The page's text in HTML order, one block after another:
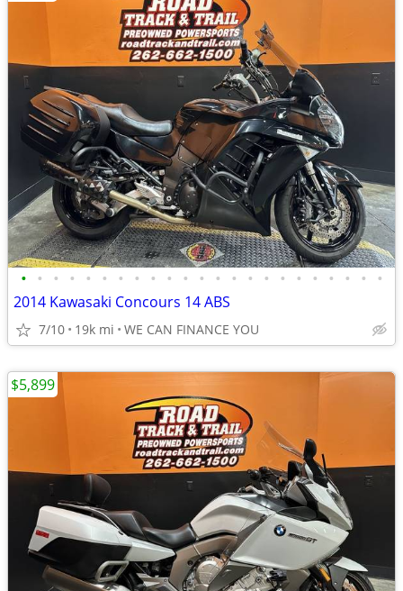
• • • • • • • • • • • • • • • • • • • • • • •
2014 Kawasaki Concours 14 ABS
7/10 19k mi WE CAN FINANCE YOU
$5,899